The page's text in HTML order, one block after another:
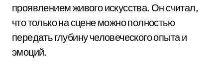
проявлением живого искусства. Он считал,
что только на сцене можно полностью
передать глубину человеческого опыта и
эмоций.